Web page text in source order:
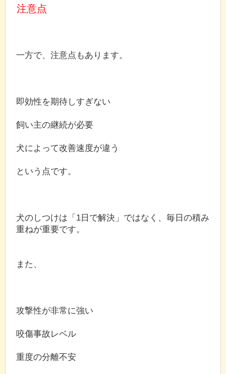
注意点
一方で、注意点もあります。
即効性を期待しすぎない
飼い主の継続が必要
犬によって改善速度が違う
という点です。
犬のしつけは「1日で解決」ではなく、毎日の積み
重ねが重要です。
また、
攻撃性が非常に強い
咬傷事故レベル
重度の分離不安